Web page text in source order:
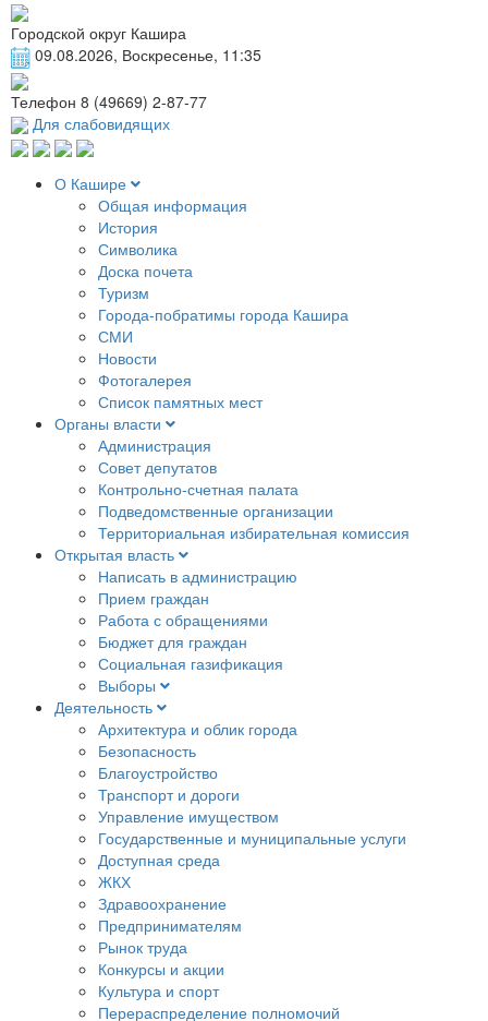
Городской округ Кашира
09.08.2026, Воскресенье, 11:35
Телефон 8 (49669) 2-87-77
Для слабовидящих
О Кашире
Общая информация
История
Символика
Доска почета
Туризм
Города-побратимы города Кашира
СМИ
Новости
Фотогалерея
Список памятных мест
Органы власти
Администрация
Совет депутатов
Контрольно-счетная палата
Подведомственные организации
Территориальная избирательная комиссия
Открытая власть
Написать в администрацию
Прием граждан
Работа с обращениями
Бюджет для граждан
Социальная газификация
Выборы
Деятельность
Архитектура и облик города
Безопасность
Благоустройство
Транспорт и дороги
Управление имуществом
Государственные и муниципальные услуги
Доступная среда
ЖКХ
Здравоохранение
Предпринимателям
Рынок труда
Конкурсы и акции
Культура и спорт
Перераспределение полномочий